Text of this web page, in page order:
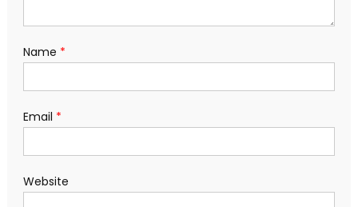
Name *
Email *
Website